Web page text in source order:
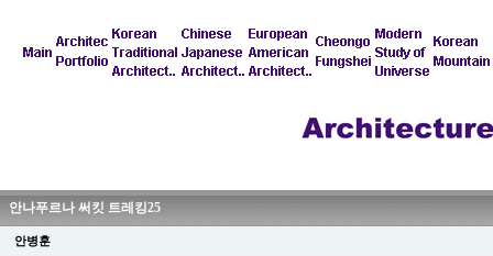
안나푸르나 써킷 트레킹25
안병훈